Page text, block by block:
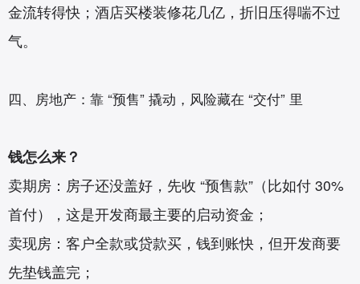
金流转得快；酒店买楼装修花几亿，折旧压得喘不过
气。
四、房地产：靠 “预售” 撬动，风险藏在 “交付” 里
钱怎么来？
卖期房：房子还没盖好，先收 “预售款”（比如付 30%
首付），这是开发商最主要的启动资金；
卖现房：客户全款或贷款买，钱到账快，但开发商要
先垫钱盖完；